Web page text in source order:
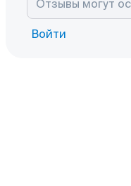
Войти